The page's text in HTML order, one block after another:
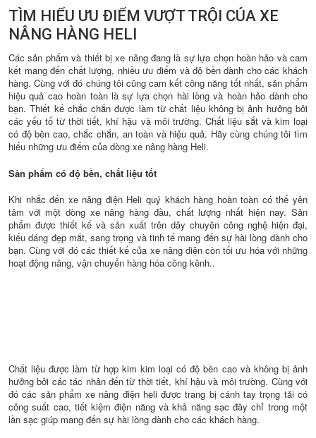
TÌM HIỂU ƯU ĐIỂM VƯỢT TRỘI CỦA XE
NÂNG HÀNG HELI
Các sản phẩm và thiết bị xe nâng đang là sự lựa chọn hoàn hảo và cam
kết mang đến chất lượng, nhiều ưu điểm và độ bền dành cho các khách
hàng. Cùng với đó chúng tôi cũng cam kết công năng tốt nhất, sản phẩm
hiệu quả cao hoàn toàn là sự lựa chọn hài lòng và hoàn hảo dành cho
bạn. Thiết kế chắc chắn được làm từ chất liệu không bị ảnh hưởng bởi
các yếu tố từ thời tiết, khí hậu và môi trường. Chất liệu sắt và kim loại
có độ bền cao, chắc chắn, an toàn và hiệu quả. Hãy cùng chúng tôi tìm
hiểu những ưu điểm của dòng xe nâng hàng Heli.
Sản phẩm có độ bền, chất liệu tốt
Khi nhắc đến xe nâng điện Heli quý khách hàng hoàn toàn có thể yên
tâm với một dòng xe nâng hàng đầu, chất lượng nhất hiện nay. Sản
phẩm được thiết kế và sản xuất trên dây chuyền công nghệ hiện đại,
kiểu dáng đẹp mắt, sang trọng và tinh tế mang đến sự hài lòng dành cho
bạn. Cùng với đó các thiết kế của xe nâng điện còn tối ưu hóa với những
hoạt động nâng, vận chuyển hàng hóa cồng kềnh..
Chất liệu được làm từ hợp kim kim loại có độ bền cao và không bị ảnh
hưởng bởi các tác nhân đến từ thời tiết, khí hậu và môi trường. Cùng với
đó các sản phẩm xe nâng điện heli được trang bị cánh tay trọng tải có
công suất cao, tiết kiệm điện năng và khả năng sạc đầy chỉ trong một
lần sạc giúp mang đến sự hài lòng dành cho các khách hàng.